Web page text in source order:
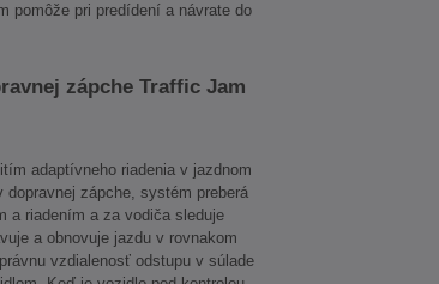
pomôže pri predídení a návrate do
zápche Traffic Jam
adaptívneho riadenia v jazdnom
zápche, systém preberá
a riadením a za vodiča sleduje
a obnovuje jazdu v rovnakom
vzdialenosť odstupu v súlade